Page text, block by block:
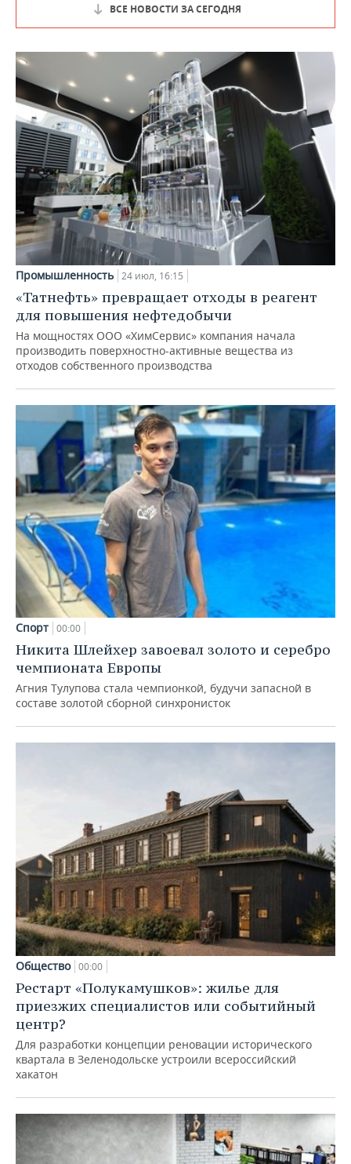
ВСЕ НОВОСТИ ЗА СЕГОДНЯ
Промышленность 24 июл, 16:15
«Татнефть» превращает отходы в реагент
для повышения нефтедобычи
На мощностях ООО «ХимСервис» компания начала
производить поверхностно-активные вещества из
отходов собственного производства
Спорт 00:00
Никита Шлейхер завоевал золото и серебро
чемпионата Европы
Агния Тулупова стала чемпионкой, будучи запасной в
составе золотой сборной синхронисток
Общество 00:00
Рестарт «Полукамушков»: жилье для
приезжих специалистов или событийный
центр?
Для разработки концепции реновации исторического
квартала в Зеленодольске устроили всероссийский
хакатон